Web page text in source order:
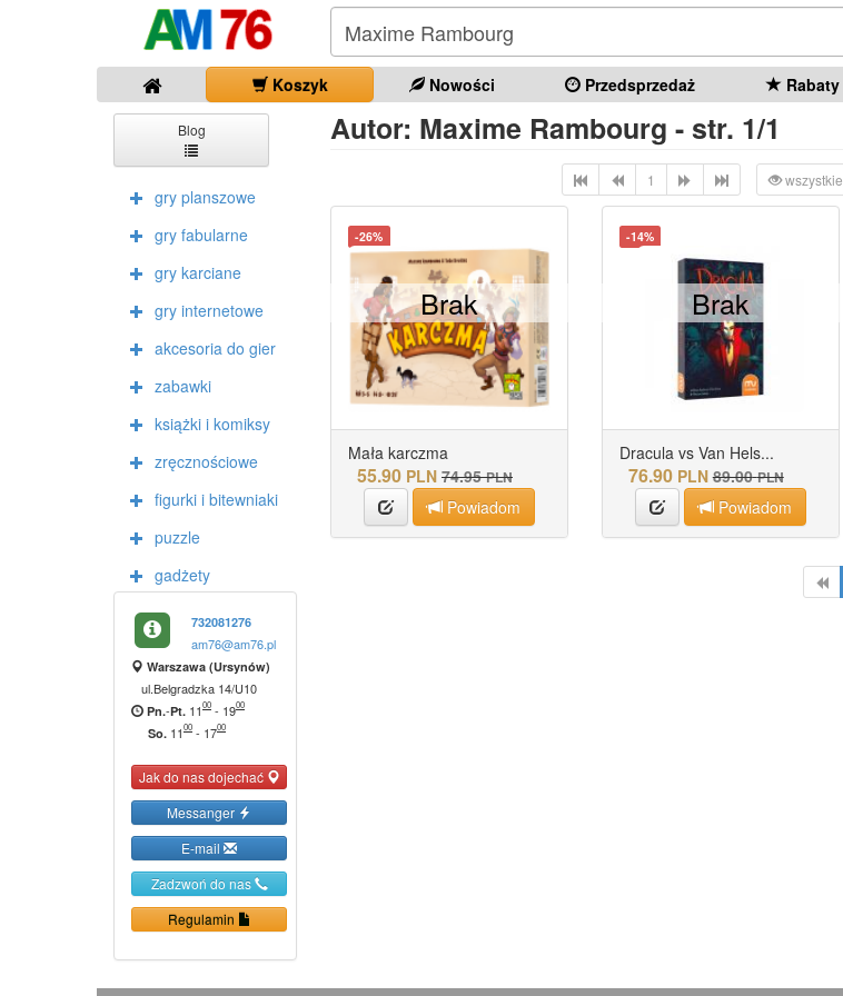
Koszyk Nowości Przedsprzedaż Rabaty
Blog
gry planszowe
gry fabularne
gry karciane
gry internetowe
akcesoria do gier
zabawki
książki i komiksy
zręcznościowe
figurki i bitewniaki
puzzle
gadżety
732081276
am76@am76.pl
Warszawa (Ursynów)
ul.Belgradzka 14/U10
Pn.-Pt. 1100 - 1900
So. 1100 - 1700
Jak do nas dojechać
Messanger
E-mail
Zadzwoń do nas
Regulamin
Autor: Maxime Rambourg - str. 1/1
1 wszystkie
-26%
Mała karczma
55.90 PLN 74.95 PLN
Powiadom
Brak
-14%
Dracula vs Van Hels...
76.90 PLN 89.00 PLN
Powiadom
Brak